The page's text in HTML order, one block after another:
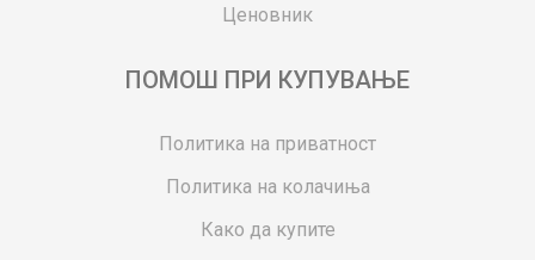
Ценовник
ПОМОШ ПРИ КУПУВАЊЕ
Политика на приватност
Политика на колачиња
Како да купите